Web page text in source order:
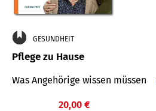
GESUNDHEIT
Pflege zu Hause
Was Angehörige wissen müssen
20,00 €